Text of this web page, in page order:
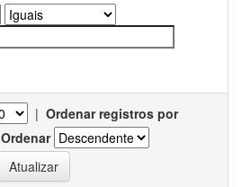
| Ordenar registros por
Ordenar